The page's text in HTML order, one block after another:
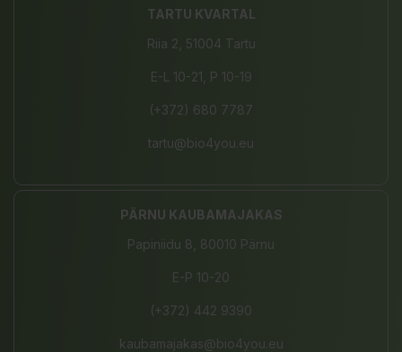
TARTU KVARTAL
Riia 2, 51004 Tartu
E-L 10-21, P 10-19
(+372) 680 7787
tartu@bio4you.eu
PÄRNU KAUBAMAJAKAS
Papiniidu 8, 80010 Pärnu
E-P 10-20
(+372) 442 9390
kaubamajakas@bio4you.eu